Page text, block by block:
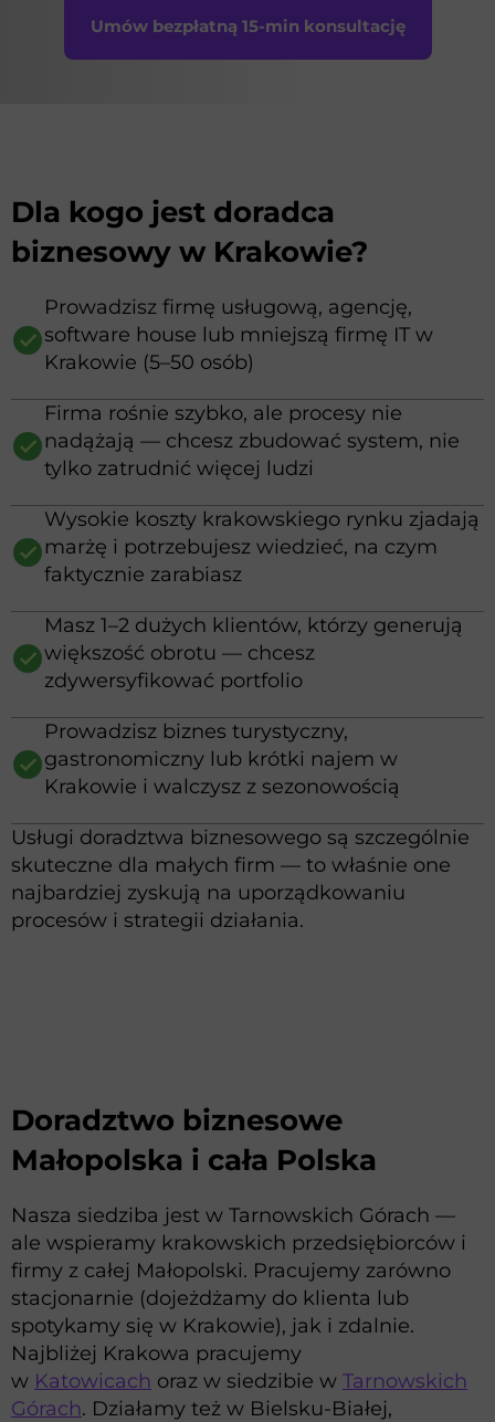
Umów bezpłatną 15-min konsultację
Dla kogo jest doradca
biznesowy w Krakowie?
Prowadzisz firmę usługową, agencję,
software house lub mniejszą firmę IT w
Krakowie (5–50 osób)
Firma rośnie szybko, ale procesy nie
nadążają — chcesz zbudować system, nie
tylko zatrudnić więcej ludzi
Wysokie koszty krakowskiego rynku zjadają
marżę i potrzebujesz wiedzieć, na czym
faktycznie zarabiasz
Masz 1–2 dużych klientów, którzy generują
większość obrotu — chcesz
zdywersyfikować portfolio
Prowadzisz biznes turystyczny,
gastronomiczny lub krótki najem w
Krakowie i walczysz z sezonowością
Usługi doradztwa biznesowego są szczególnie
skuteczne dla małych firm — to właśnie one
najbardziej zyskują na uporządkowaniu
procesów i strategii działania.
Doradztwo biznesowe
Małopolska i cała Polska
Nasza siedziba jest w Tarnowskich Górach —
ale wspieramy krakowskich przedsiębiorców i
firmy z całej Małopolski. Pracujemy zarówno
stacjonarnie (dojeżdżamy do klienta lub
spotykamy się w Krakowie), jak i zdalnie.
Najbliżej Krakowa pracujemy
w Katowicach oraz w siedzibie w Tarnowskich
Górach. Działamy też w Bielsku-Białej,